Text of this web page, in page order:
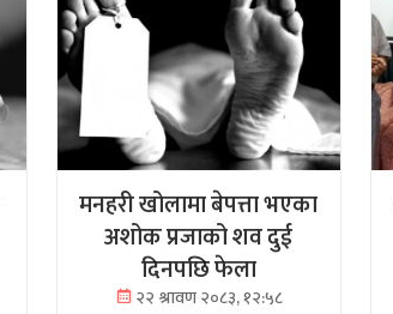
मनहरी खोलामा बेपत्ता भएका
अशोक प्रजाको शव दुई
दिनपछि फेला
२२ श्रावण २०८३, १२:५८